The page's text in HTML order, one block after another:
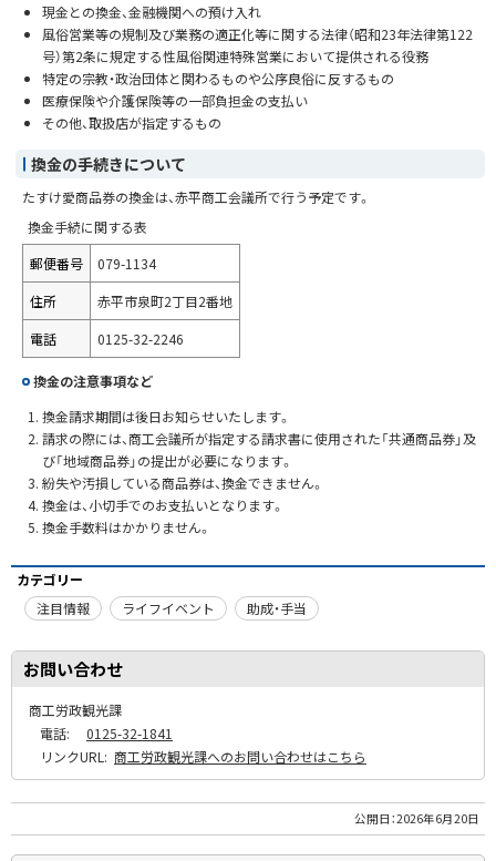
現金との換金、金融機関への預け入れ
風俗営業等の規制及び業務の適正化等に関する法律（昭和23年法律第122
号）第2条に規定する性風俗関連特殊営業において提供される役務
特定の宗教・政治団体と関わるものや公序良俗に反するもの
医療保険や介護保険等の一部負担金の支払い
その他、取扱店が指定するもの
換金の手続きについて
たすけ愛商品券の換金は、赤平商工会議所で行う予定です。
換金手続に関する表
郵便番号
079-1134
住所
赤平市泉町2丁目2番地
電話
0125-32-2246
換金の注意事項など
換金請求期間は後日お知らせいたします。
請求の際には、商工会議所が指定する請求書に使用された「共通商品券」及
び「地域商品券」の提出が必要になります。
紛失や汚損している商品券は、換金できません。
換金は、小切手でのお支払いとなります。
換金手数料はかかりません。
カテゴリー
注目情報
ライフイベント 助成・手当
お問い合わせ
商工労政観光課
電話:
0125-32-1841
リンクURL: 商工労政観光課へのお問い合わせはこちら
公開日：2026年6月20日